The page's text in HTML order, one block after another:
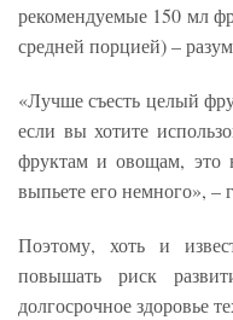
рекомендуемые 150 мл
средней порцией) –
«Лучше съесть целый
если вы хотите
фруктам и овощам, это
выпьете его немного», –
Поэтому, хоть и
повышать риск
долгосрочное здоровье